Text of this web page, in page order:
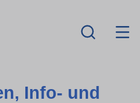
Info- und